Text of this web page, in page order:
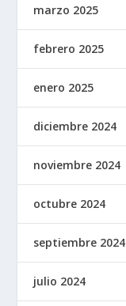
marzo 2025
febrero 2025
enero 2025
diciembre 2024
noviembre 2024
octubre 2024
septiembre 2024
julio 2024